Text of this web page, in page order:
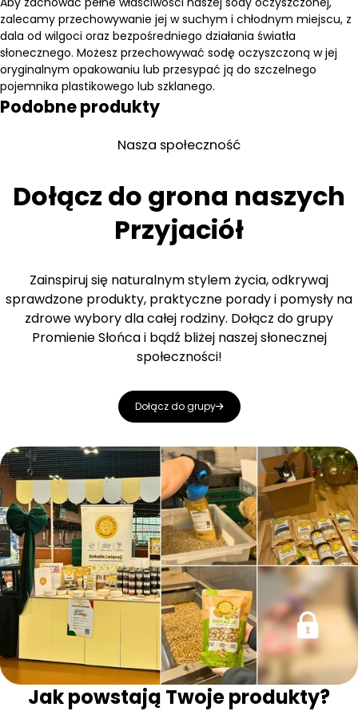
zalecamy przechowywanie jej w suchym i chłodnym miejscu, z
dala od wilgoci oraz bezpośredniego działania światła
słonecznego. Możesz przechowywać sodę oczyszczoną w jej
oryginalnym opakowaniu lub przesypać ją do szczelnego
pojemnika plastikowego lub szklanego.
Podobne produkty
Nasza społeczność
Dołącz do grona naszych
Przyjaciół
Zainspiruj się naturalnym stylem życia, odkrywaj
sprawdzone produkty, praktyczne porady i pomysły na
zdrowe wybory dla całej rodziny. Dołącz do grupy
Promienie Słońca i bądź bliżej naszej słonecznej
społeczności!
Dołącz do grupy
Jak powstają Twoje produkty?